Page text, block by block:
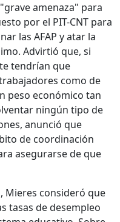
amenaza" para
por el PIT-CNT para
las AFAP y atar la
Advirtió que, si
tendrían que
como de
peso económico tan
ningún tipo de
anunció que
de coordinación
asegurarse de que
Mieres consideró que
tasas de desempleo